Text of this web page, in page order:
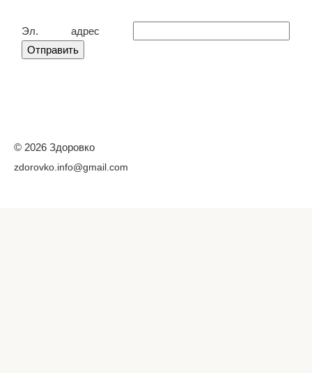
Эл. адрес
© 2026 Здоровко
zdorovko.info@gmail.com